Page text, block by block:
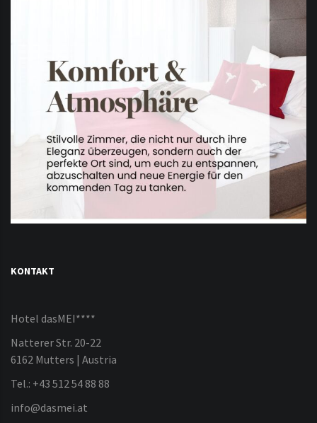
KONTAKT
Hotel dasMEI****
Natterer Str. 20-22
6162 Mutters | Austria
Tel.: +43 512 54 88 88
info@dasmei.at